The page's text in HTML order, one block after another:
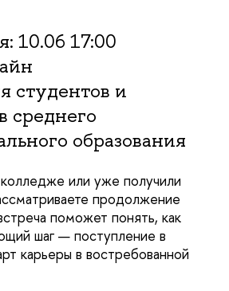
10.06 17:00
студентов и
образования
колледже или уже получили
продолжение
поможет понять, как
шаг — поступление
карьеры в востребованной